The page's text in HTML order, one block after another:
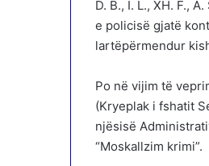
D. B., I. L., XH. F.,
e policisë gjatë
lartëpërmendur
Po në vijim të
(Kryeplak i fshatit
njësisë
“Moskallzim krimi”.